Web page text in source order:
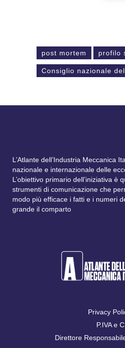
post mortem profilo
Consiglio nazionale
L’Atlante dell’Industria Meccanica
nazionale e internazionale delle
L’obiettivo primario dell’iniziativa è
strumenti di comunicazione che
modo più efficace i fatti e i numeri
grande il comparto
Privacy
P.IVA e
Direttore